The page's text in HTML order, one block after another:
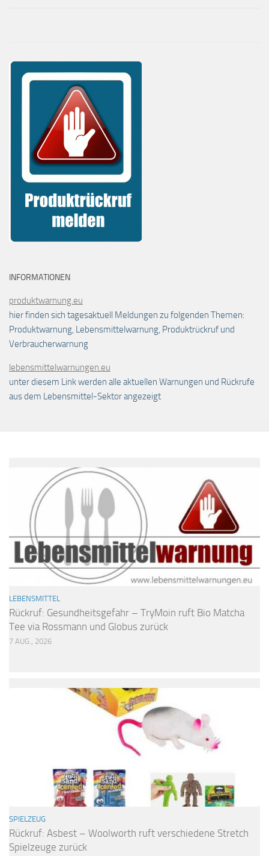
INFORMATIONEN
produktwarnung.eu
hier finden sich tagesaktuell Meldungen zu folgenden Themen:
Produktwarnung, Lebensmittelwarnung, Produktrückruf und
Verbraucherwarnung
lebensmittelwarnungen.eu
unter diesem Link werden alle aktuellen Warnungen und Rückrufe
aus dem Lebensmittel-Sektor angezeigt
LEBENSMITTEL
Rückruf: Gesundheitsgefahr – TryMoin ruft Bio Matcha
Tee via Rossmann und Globus zurück
7 AUG., 2026
SPIELZEUG
Rückruf: Asbest – Woolworth ruft verschiedene Stretch
Spielzeuge zurück